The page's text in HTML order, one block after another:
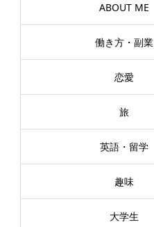
ABOUT ME
働き方・副業
恋愛
旅
英語・留学
趣味
大学生